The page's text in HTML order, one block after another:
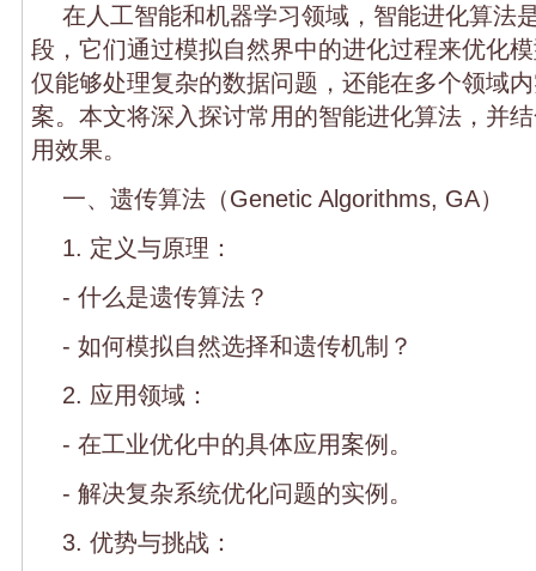
在人工智能和机器学习领域，智能进化算法
段，它们通过模拟自然界中的进化过程来优化
仅能够处理复杂的数据问题，还能在多个领域
案。本文将深入探讨常用的智能进化算法，并
用效果。
一、遗传算法（Genetic Algorithms, GA）
1. 定义与原理：
- 什么是遗传算法？
- 如何模拟自然选择和遗传机制？
2. 应用领域：
- 在工业优化中的具体应用案例。
- 解决复杂系统优化问题的实例。
3. 优势与挑战：